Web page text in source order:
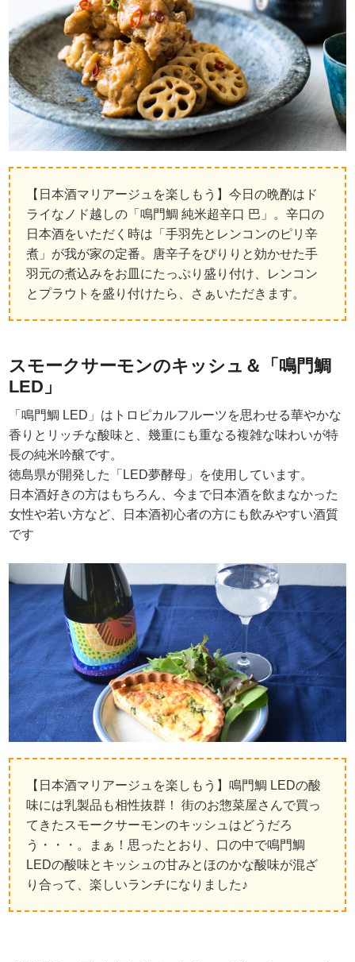
【日本酒マリアージュを楽しもう】今日の晩酌はド
ライなノド越しの「鳴門鯛 純米超辛口 巴」。辛口の
日本酒をいただく時は「手羽先とレンコンのピリ辛
煮」が我が家の定番。唐辛子をぴりりと効かせた手
羽元の煮込みをお皿にたっぷり盛り付け、レンコン
とプラウトを盛り付けたら、さぁいただきます。
スモークサーモンのキッシュ＆「鳴門鯛
LED」
「鳴門鯛 LED」はトロピカルフルーツを思わせる華やかな
香りとリッチな酸味と、幾重にも重なる複雑な味わいが特
長の純米吟醸です。
徳島県が開発した「LED夢酵母」を使用しています。
日本酒好きの方はもちろん、今まで日本酒を飲まなかった
女性や若い方など、日本酒初心者の方にも飲みやすい酒質
です
【日本酒マリアージュを楽しもう】鳴門鯛 LEDの酸
味には乳製品も相性抜群！ 街のお惣菜屋さんで買っ
てきたスモークサーモンのキッシュはどうだろ
う・・・。まぁ！思ったとおり、口の中で鳴門鯛
LEDの酸味とキッシュの甘みとほのかな酸味が混ざ
り合って、楽しいランチになりました♪